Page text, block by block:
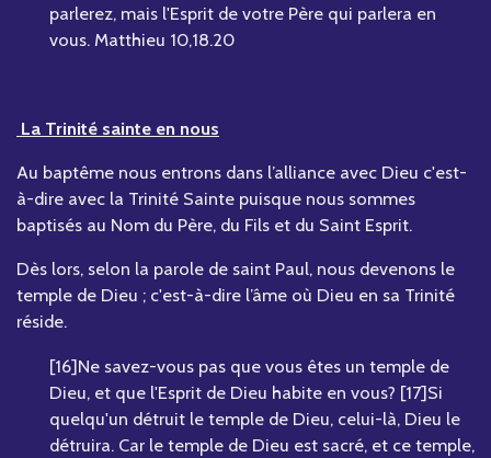
parlerez, mais l'Esprit de votre Père qui parlera en
vous. Matthieu 10,18.20
La Trinité sainte en nous
Au baptême nous entrons dans l’alliance avec Dieu c'est-
à-dire avec la Trinité Sainte puisque nous sommes
baptisés au Nom du Père, du Fils et du Saint Esprit.
Dès lors, selon la parole de saint Paul, nous devenons le
temple de Dieu ; c'est-à-dire l’âme où Dieu en sa Trinité
réside.
[16]Ne savez-vous pas que vous êtes un temple de
Dieu, et que l'Esprit de Dieu habite en vous? [17]Si
quelqu'un détruit le temple de Dieu, celui-là, Dieu le
détruira. Car le temple de Dieu est sacré, et ce temple,